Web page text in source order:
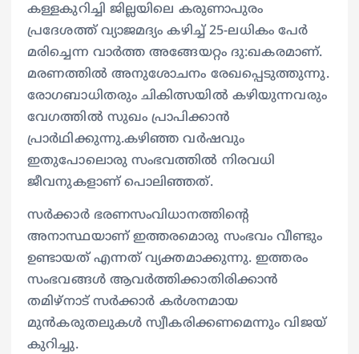
കള്ളകുറിച്ചി ജില്ലയിലെ കരുണാപുരം
പ്രദേശത്ത് വ്യാജമദ്യം കഴിച്ച് 25-ലധികം പേർ
മരിച്ചെന്ന വാർത്ത അങ്ങേയറ്റം ദു:ഖകരമാണ്.
മരണത്തിൽ അനുശോചനം രേഖപ്പെടുത്തുന്നു.
രോഗബാധിതരും ചികിത്സയിൽ കഴിയുന്നവരും
വേഗത്തിൽ സുഖം പ്രാപിക്കാൻ
പ്രാർഥിക്കുന്നു.കഴിഞ്ഞ വർഷവും
ഇതുപോലൊരു സംഭവത്തിൽ നിരവധി
ജീവനുകളാണ് പൊലിഞ്ഞത്.
സർക്കാർ ഭരണസംവിധാനത്തിന്റെ
അനാസ്ഥയാണ് ഇത്തരമൊരു സംഭവം വീണ്ടും
ഉണ്ടായത് എന്നത് വ്യക്തമാക്കുന്നു. ഇത്തരം
സംഭവങ്ങൾ ആവർത്തിക്കാതിരിക്കാൻ
തമിഴ്‌നാട് സർക്കാർ കർശനമായ
മുൻകരുതലുകൾ സ്വീകരിക്കണമെന്നും വിജയ്
കുറിച്ചു.